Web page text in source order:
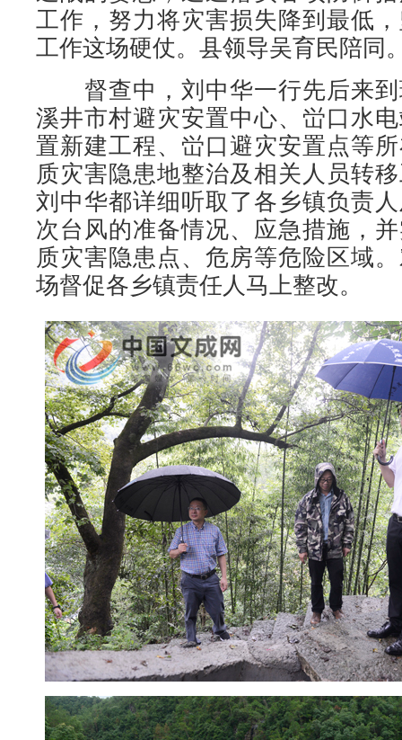
工作，努力将灾害损失降到最低
工作这场硬仗。县领导吴育民陪同
督查中，刘中华一行先后来到
溪井市村避灾安置中心、峃口水
置新建工程、峃口避灾安置点等
质灾害隐患地整治及相关人员转
刘中华都详细听取了各乡镇负责
次台风的准备情况、应急措施，
质灾害隐患点、危房等危险区域
场督促各乡镇责任人马上整改。